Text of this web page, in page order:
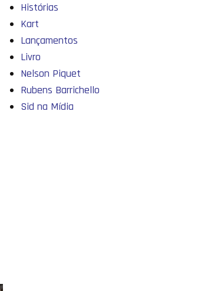
Histórias
Kart
Lançamentos
Livro
Nelson Piquet
Rubens Barrichello
Sid na Mídia